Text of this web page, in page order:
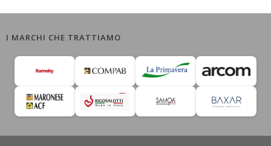
da
a
2.690,00€
da
2.790,00€
I MARCHI CHE TRATTIAMO